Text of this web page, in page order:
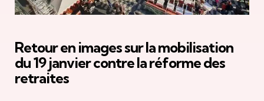
Retour en images sur la mobilisation
du 19 janvier contre la réforme des
retraites